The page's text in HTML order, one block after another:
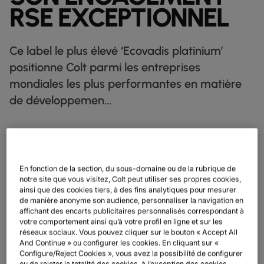
DÉCOUVRIR
CARTE DU RÉSEAU
Docs FICHES TECHNIQUES
NOS PARTENAIRES
account_balance MARCHÉS FINANCIERS
NOS CLIENTS DIGITAUX
shoppingmode COMMERCE DE DÉTAIL
monitor MARCHÉS DES CAPITAUX
3p VENTE EN GROS
PAR SECTEUR D'ACTIVITÉ
factory L'INDUSTRIE MANUFACTURIÈRE
shoppingmode COMMERCE DE DÉTAIL
L'INDUSTRIE DE DÉFENSE
globe_book TRANSIT IP
DEDICATED CLOUD ACCESS
NETWORK AS A SERVICE
RÉSEAU ÉTENDU
SD WAN + SASE
LAN + LAN SANS FIL
TOUS LES SERVICES RÉSEAU
docs FICHES TECHNIQUES
podcasts LETTRES D'INFORMATION
network_check ÉTAT DU RÉSEAU
RSE EXCEPTIONNEL
Ce label le plus élevé ‘Ecovadis platinium’
positionne Colt parmi les entreprises
mondiales les plus performantes en matière
de développemen...
les entreprises mondiales les plus performantes en matière de
développement durable
PARIS, LE 26 OCTOBRE
2022 -
Le groupe Colt, composé deColt Technology ServicesetColt
En fonction de la section, du sous-domaine ou de la rubrique de
notre site que vous visitez, Colt peut utiliser ses propres cookies,
ainsi que des cookies tiers, à des fins analytiques pour mesurer
de manière anonyme son audience, personnaliser la navigation en
affichant des encarts publicitaires personnalisés correspondant à
votre comportement ainsi qu’à votre profil en ligne et sur les
réseaux sociaux. Vous pouvez cliquer sur le bouton « Accept All
And Continue » ou configurer les cookies. En cliquant sur «
Configure/Reject Cookies », vous avez la possibilité de configurer